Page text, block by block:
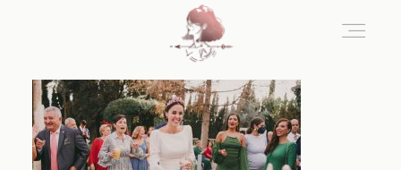
Home